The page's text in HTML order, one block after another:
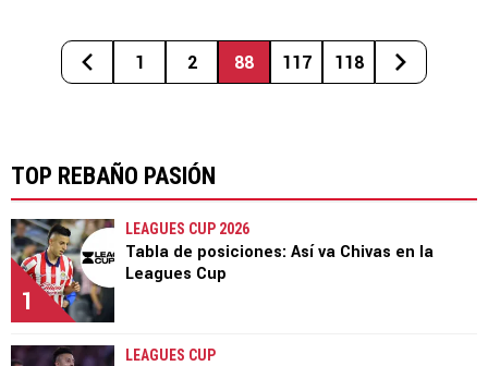
1 2 88 117 118
TOP REBAÑO PASIÓN
1
LEAGUES CUP 2026
Tabla de posiciones: Así va Chivas en la
Leagues Cup
LEAGUES CUP